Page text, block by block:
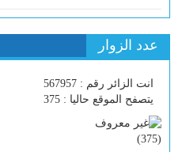
عدد الزوار
انت الزائر رقم : 567957
يتصفح الموقع حاليا : 375
(
375
)